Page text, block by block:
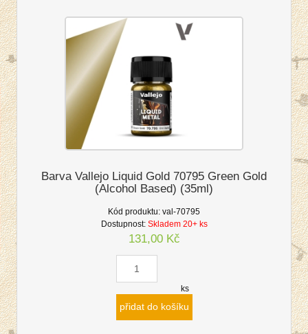
Barva Vallejo Liquid Gold 70795 Green Gold
(Alcohol Based) (35ml)
Kód produktu: val-70795
Dostupnost: Skladem 20+ ks
131,00 Kč
ks
přidat do košíku